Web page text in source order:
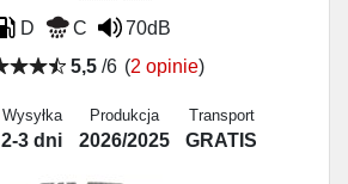
D C
70dB
5,5/6 (2 opinie)
Wysyłka
2-3 dni
Produkcja
2026/2025
Transport
GRATIS